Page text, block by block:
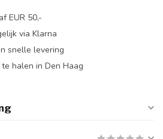
EUR 50,-
via Klarna
snelle levering
halen in Den Haag